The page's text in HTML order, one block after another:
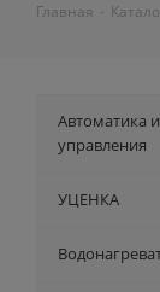
Главная -
Автоматика
управления
УЦЕНКА